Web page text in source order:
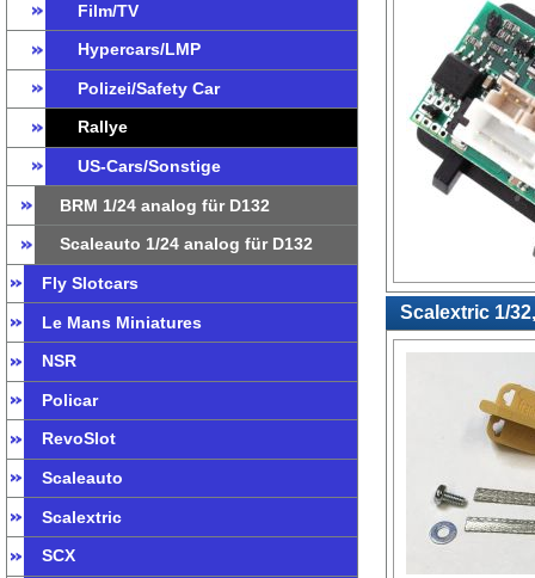
Film/TV
Hypercars/LMP
Polizei/Safety Car
Rallye
US-Cars/Sonstige
BRM 1/24 analog für D132
Scaleauto 1/24 analog für D132
Fly Slotcars
Le Mans Miniatures
NSR
Policar
RevoSlot
Scaleauto
Scalextric
SCX
Scalextric 1/